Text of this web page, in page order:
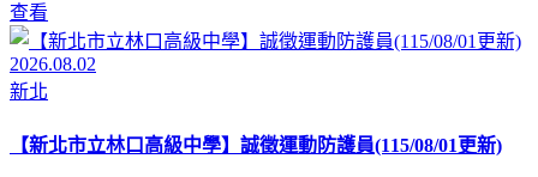
查看
2026.08.02
新北
【新北市立林口高級中學】誠徵運動防護員(115/08/01更新)